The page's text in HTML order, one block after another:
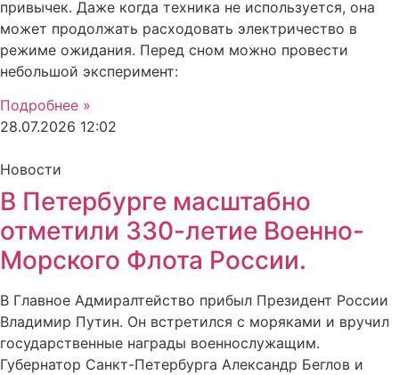
привычек. Даже когда техника не используется, она
может продолжать расходовать электричество в
режиме ожидания. Перед сном можно провести
небольшой эксперимент:
Подробнее »
28.07.2026 12:02
Новости
В Петербурге масштабно
отметили 330-летие Военно-
Морского Флота России.
В Главное Адмиралтейство прибыл Президент России
Владимир Путин. Он встретился с моряками и вручил
государственные награды военнослужащим.
Губернатор Санкт-Петербурга Александр Беглов и